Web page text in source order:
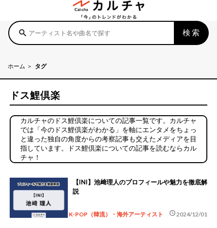
search 検索
ホーム タグ
ドス鯉倶楽
カルチャのドス鯉倶楽についての記事一覧です。カルチャ
では「今のドス鯉倶楽がわかる」を軸にエンタメをちょっ
と違った独自の角度からの考察記事も交えたメディアを目
指しています。ドス鯉倶楽についての記事を読むならカル
チャ！
【INI】池﨑理人のプロフィールや魅力を徹底解
説
K-POP（韓流）・海外アーティスト schedule2024/12/01